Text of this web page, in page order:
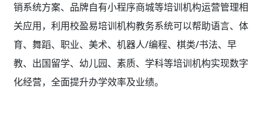
销系统方案、品牌自有小程序商城等培训机构运营管理相
关应用，利用校盈易培训机构教务系统可以帮助语言、体
育、舞蹈、职业、美术、机器人/编程、棋类/书法、早
教、出国留学、幼儿园、素质、学科等培训机构实现数字
化经营，全面提升办学效率及业绩。